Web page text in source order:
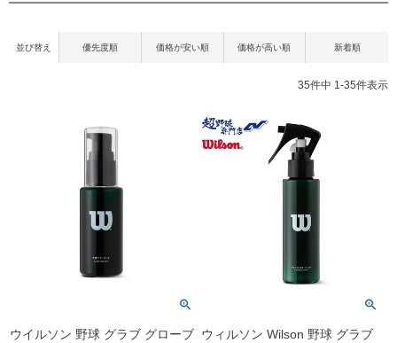
並び替え 優先度順 価格が安い順 価格が高い順 新着順
35件中 1-35件表示
ウイルソン 野球 グラブ グローブ ウィルソン Wilson 野球 グラブ